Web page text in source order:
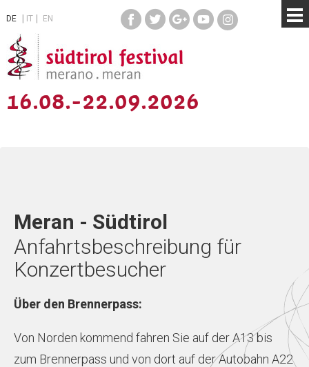
DE IT EN
16.08.-22.09.2026
Meran - Südtirol
Anfahrtsbeschreibung für
Konzertbesucher
Über den Brennerpass:
Von Norden kommend fahren Sie auf der A13 bis
zum Brennerpass und von dort auf der Autobahn A22